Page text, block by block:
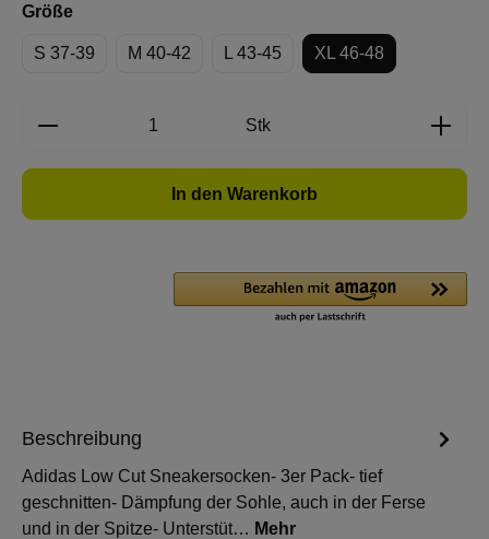
Größeauswählen
S 37-39 M 40-42 L 43-45 XL 46-48
Produkt Anzahl: Gib den gewünschten
Stk
In den Warenkorb
Beschreibung
Adidas Low Cut Sneakersocken- 3er Pack- tief
geschnitten- Dämpfung der Sohle, auch in der Ferse
und in der Spitze- Unterstüt… Mehr